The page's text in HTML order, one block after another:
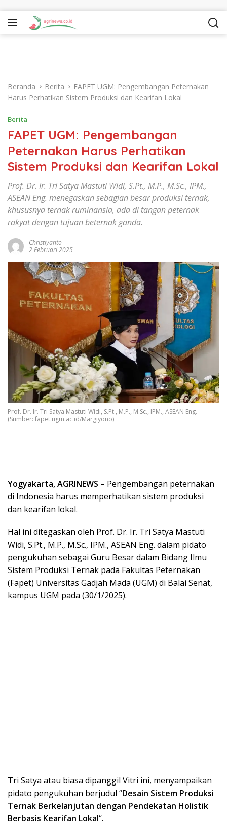
Beranda Berita
FAPET UGM: Pengembangan Peternakan
Harus Perhatikan Sistem Produksi dan Kearifan Lokal
Berita
FAPET UGM: Pengembangan
Peternakan Harus Perhatikan
Sistem Produksi dan Kearifan Lokal
Prof. Dr. Ir. Tri Satya Mastuti Widi, S.Pt., M.P., M.Sc., IPM.,
ASEAN Eng. menegaskan sebagian besar produksi ternak,
khususnya ternak ruminansia, ada di tangan peternak
rakyat dengan tujuan beternak ganda.
Christiyanto
2 Februari 2025
Prof. Dr. Ir. Tri Satya Mastuti Widi, S.Pt., M.P., M.Sc., IPM., ASEAN Eng.
(Sumber: fapet.ugm.ac.id/Margiyono)
Yogyakarta, AGRINEWS – Pengembangan peternakan
di Indonesia harus memperhatikan sistem produksi
dan kearifan lokal.
Hal ini ditegaskan oleh Prof. Dr. Ir. Tri Satya Mastuti
Widi, S.Pt., M.P., M.Sc., IPM., ASEAN Eng. dalam pidato
pengukuhan sebagai Guru Besar dalam Bidang Ilmu
Sistem Produksi Ternak pada Fakultas Peternakan
(Fapet) Universitas Gadjah Mada (UGM) di Balai Senat,
kampus UGM pada (30/1/2025).
Tri Satya atau biasa dipanggil Vitri ini, menyampaikan
pidato pengukuhan berjudul “Desain Sistem Produksi
Ternak Berkelanjutan dengan Pendekatan Holistik
Berbasis Kearifan Lokal“.